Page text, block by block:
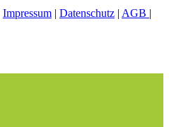
Impressum | Datenschutz | AGB |